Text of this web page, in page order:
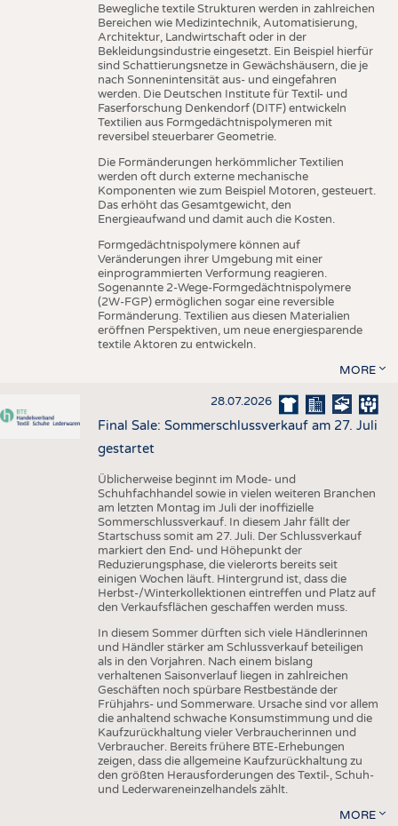
Bewegliche textile Strukturen werden in zahlreichen
Bereichen wie Medizintechnik, Automatisierung,
Architektur, Landwirtschaft oder in der
Bekleidungsindustrie eingesetzt. Ein Beispiel hierfür
sind Schattierungsnetze in Gewächshäusern, die je
nach Sonnenintensität aus- und eingefahren
werden. Die Deutschen Institute für Textil- und
Faserforschung Denkendorf (DITF) entwickeln
Textilien aus Formgedächtnispolymeren mit
reversibel steuerbarer Geometrie.
Die Formänderungen herkömmlicher Textilien
werden oft durch externe mechanische
Komponenten wie zum Beispiel Motoren, gesteuert.
Das erhöht das Gesamtgewicht, den
Energieaufwand und damit auch die Kosten.
Formgedächtnispolymere können auf
Veränderungen ihrer Umgebung mit einer
einprogrammierten Verformung reagieren.
Sogenannte 2-Wege-Formgedächtnispolymere
(2W-FGP) ermöglichen sogar eine reversible
Formänderung. Textilien aus diesen Materialien
eröffnen Perspektiven, um neue energiesparende
textile Aktoren zu entwickeln.
MORE
28.07.2026
Final Sale: Sommerschlussverkauf am 27. Juli
gestartet
Üblicherweise beginnt im Mode- und
Schuhfachhandel sowie in vielen weiteren Branchen
am letzten Montag im Juli der inoffizielle
Sommerschlussverkauf. In diesem Jahr fällt der
Startschuss somit am 27. Juli. Der Schlussverkauf
markiert den End- und Höhepunkt der
Reduzierungsphase, die vielerorts bereits seit
einigen Wochen läuft. Hintergrund ist, dass die
Herbst-/Winterkollektionen eintreffen und Platz auf
den Verkaufsflächen geschaffen werden muss.
In diesem Sommer dürften sich viele Händlerinnen
und Händler stärker am Schlussverkauf beteiligen
als in den Vorjahren. Nach einem bislang
verhaltenen Saisonverlauf liegen in zahlreichen
Geschäften noch spürbare Restbestände der
Frühjahrs- und Sommerware. Ursache sind vor allem
die anhaltend schwache Konsumstimmung und die
Kaufzurückhaltung vieler Verbraucherinnen und
Verbraucher. Bereits frühere BTE-Erhebungen
zeigen, dass die allgemeine Kaufzurückhaltung zu
den größten Herausforderungen des Textil-, Schuh-
und Lederwareneinzelhandels zählt.
MORE